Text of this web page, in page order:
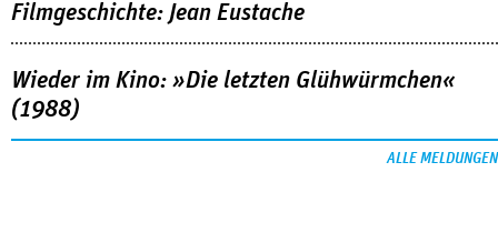
Filmgeschichte: Jean Eustache
Wieder im Kino: »Die letzten Glühwürmchen«
(1988)
ALLE MELDUNGEN